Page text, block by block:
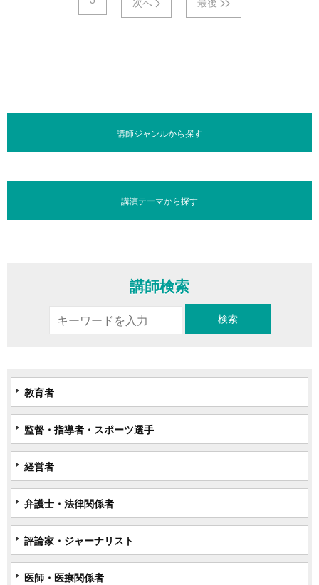
講師ジャンルから探す
講演テーマから探す
講師検索
教育者
監督・指導者・スポーツ選手
経営者
弁護士・法律関係者
評論家・ジャーナリスト
医師・医療関係者